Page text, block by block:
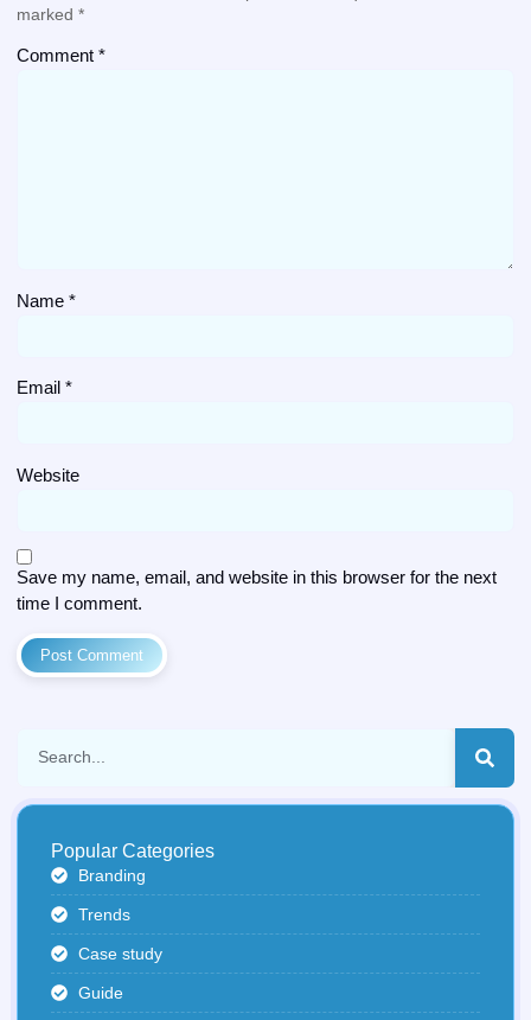
marked *
Comment *
Name *
Email *
Website
Save my name, email, and website in this browser for the next
time I comment.
Popular Categories
Branding
Trends
Case study
Guide